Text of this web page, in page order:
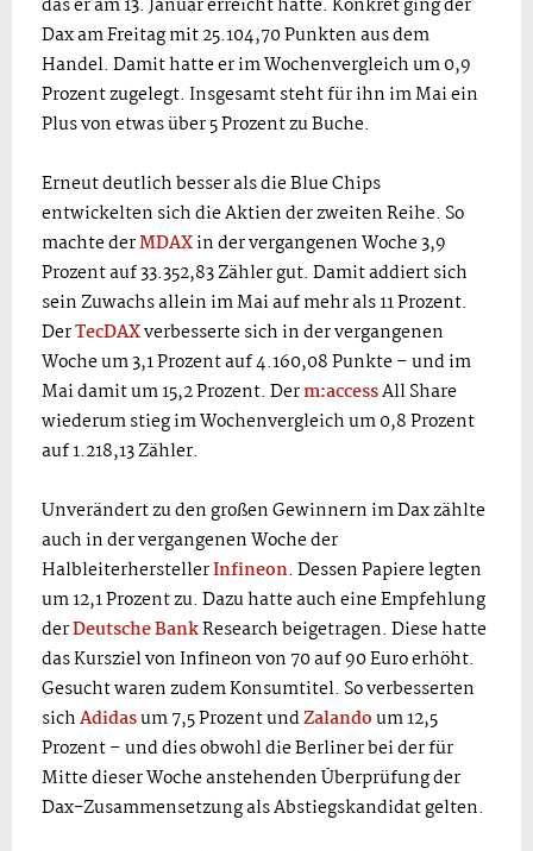
Dax am Freitag mit 25.104,70 Punkten aus dem
Handel. Damit hatte er im Wochenvergleich um 0,9
Prozent zugelegt. Insgesamt steht für ihn im Mai ein
Plus von etwas über 5 Prozent zu Buche.
Erneut deutlich besser als die Blue Chips
entwickelten sich die Aktien der zweiten Reihe. So
machte derMDAXin der vergangenen Woche 3,9
Prozent auf 33.352,83 Zähler gut. Damit addiert sich
sein Zuwachs allein im Mai auf mehr als 11 Prozent.
DerTecDAXverbesserte sich in der vergangenen
Woche um 3,1 Prozent auf 4.160,08 Punkte – und im
Mai damit um 15,2 Prozent. Derm:accessAll Share
wiederum stieg im Wochenvergleich um 0,8 Prozent
auf 1.218,13 Zähler.
Unverändert zu den großen Gewinnern im Dax zählte
auch in der vergangenen Woche der
HalbleiterherstellerInfineon. Dessen Papiere legten
um 12,1 Prozent zu. Dazu hatte auch eine Empfehlung
derDeutsche BankResearch beigetragen. Diese hatte
das Kursziel von Infineon von 70 auf 90 Euro erhöht.
Gesucht waren zudem Konsumtitel. So verbesserten
sichAdidasum 7,5 Prozent undZalandoum 12,5
Prozent – und dies obwohl die Berliner bei der für
Mitte dieser Woche anstehenden Überprüfung der
Dax-Zusammensetzung als Abstiegskandidat gelten.